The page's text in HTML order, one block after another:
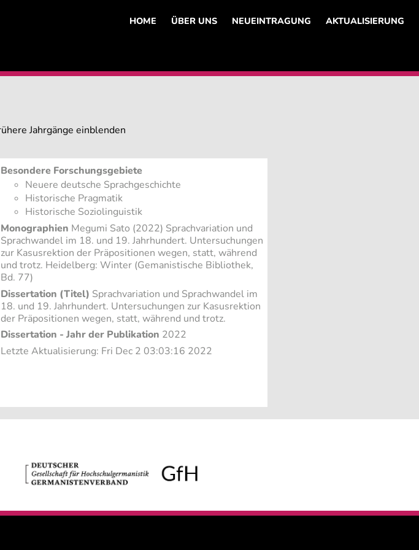
HOME ÜBER UNS NEUEINTRAGUNG AKTUALISIERUNG
Besondere Forschungsgebiete
Neuere deutsche Sprachgeschichte
Historische Pragmatik
Historische Soziolinguistik
Monographien Megumi Sato (2022) Sprachvariation und
Sprachwandel im 18. und 19. Jahrhundert. Untersuchungen
zur Kasusrektion der Präpositionen wegen, statt, während
und trotz. Heidelberg: Winter (Gemanistische Bibliothek,
Bd. 77)
Dissertation (Titel) Sprachvariation und Sprachwandel im
18. und 19. Jahrhundert. Untersuchungen zur Kasusrektion
der Präpositionen wegen, statt, während und trotz.
Dissertation - Jahr der Publikation 2022
Letzte Aktualisierung: Fri Dec 2 03:03:16 2022